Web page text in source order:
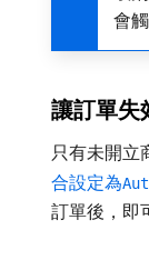
會
讓訂單失
只有未開立
合設定為
訂單後，即